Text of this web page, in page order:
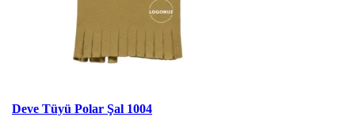
Deve Tüyü Polar Şal 1004